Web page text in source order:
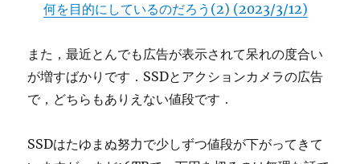
何を目的にしているのだろう(2) (2023/3/12)
また，最近とんでも広告が表示されて呆れの度合い
が増すばかりです．SSDとアクションカメラの広告
で，どちらもありえない値段です．
SSDはたゆまぬ努力で少しずつ値段が下がってきて